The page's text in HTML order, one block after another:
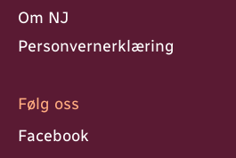
Om NJ
Personvern­erklæring
Følg oss
Facebook